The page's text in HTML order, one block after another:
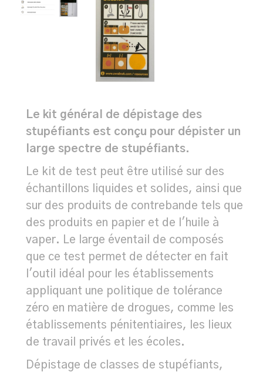
Le kit général de dépistage des
stupéfiants est conçu pour dépister un
large spectre de stupéfiants.
Le kit de test peut être utilisé sur des
échantillons liquides et solides, ainsi que
sur des produits de contrebande tels que
des produits en papier et de l'huile à
vaper. Le large éventail de composés
que ce test permet de détecter en fait
l'outil idéal pour les établissements
appliquant une politique de tolérance
zéro en matière de drogues, comme les
établissements pénitentiaires, les lieux
de travail privés et les écoles.
Dépistage de classes de stupéfiants,